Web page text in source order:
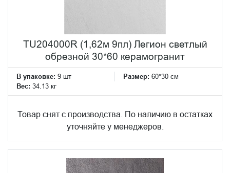
TU204000R (1,62м 9пл) Легион светлый
обрезной 30*60 керамогранит
В упаковке: 9 шт Размер: 60*30 см
Вес: 34.13 кг
Товар снят с производства. По наличию в остатках
уточняйте у менеджеров.